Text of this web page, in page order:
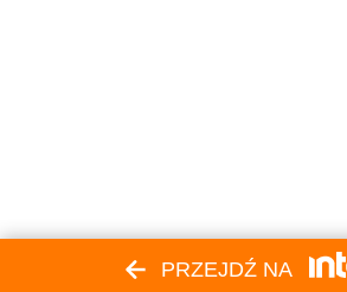
PRZEJDŹ NA